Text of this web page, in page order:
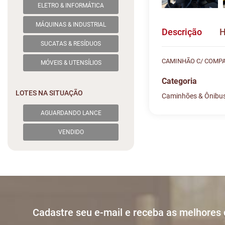
ELETRO & INFORMÁTICA
MÁQUINAS & INDUSTRIAL
SUCATAS & RESÍDUOS
MÓVEIS & UTENSÍLIOS
LOTES NA SITUAÇÃO
AGUARDANDO LANCE
VENDIDO
Descrição
CAMINHÃO C/
Categoria
Caminhões &
Cadastre seu e-mail e receba as